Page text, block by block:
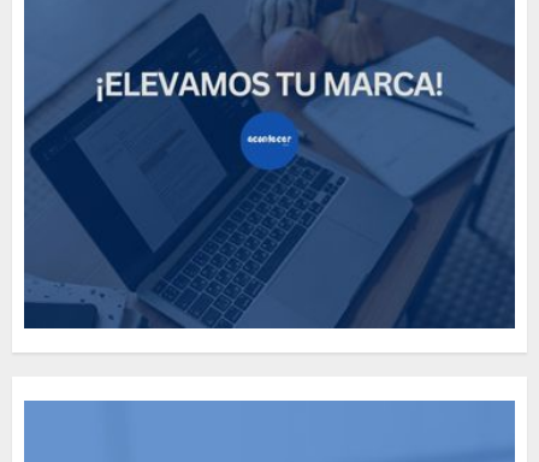
How Many of These Italian
MAYO 14, 2024 811